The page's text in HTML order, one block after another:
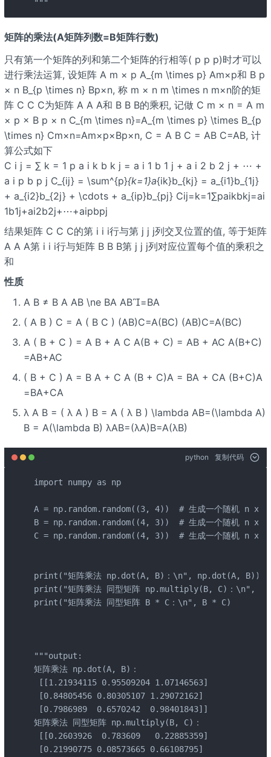
"""
矩阵的乘法(A矩阵列数=B矩阵行数)
只有第一个矩阵的列和第二个矩阵的行相等( p p p)时才可以
进行乘法运算, 设矩阵 A m × p A_{m \times p} Am×p和 B p
× n B_{p \times n} Bp×n, 称 m × n m \times n m×n阶的矩
阵 C C C为矩阵 A A A和 B B B的乘积, 记做 C m × n = A m
× p × B p × n C_{m \times n}=A_{m \times p} \times B_{p
\times n} Cm×n=Am×p×Bp×n, C = A B C = AB C=AB, 计
算公式如下
C i j = ∑ k = 1 p a i k b k j = a i 1 b 1 j + a i 2 b 2 j + ⋯ +
a i p b p j C_{ij} = \sum^{p}{k=1}a{ik}b_{kj} = a_{i1}b_{1j}
+ a_{i2}b_{2j} + \cdots + a_{ip}b_{pj} Cij=k=1∑paikbkj=ai
1b1j+ai2b2j+⋯+aipbpj
结果矩阵 C C C的第 i i i行与第 j j j列交叉位置的值, 等于矩阵
A A A第 i i i行与矩阵 B B B第 j j j列对应位置每个值的乘积之
和
性质
A B ≠ B A AB \ne BA AB=BA
( A B ) C = A ( B C ) (AB)C=A(BC) (AB)C=A(BC)
A ( B + C ) = A B + A C A(B + C) = AB + AC A(B+C)
=AB+AC
( B + C ) A = B A + C A (B + C)A = BA + CA (B+C)A
=BA+CA
λ A B = ( λ A ) B = A ( λ B ) \lambda AB=(\lambda A)
B = A(\lambda B) λAB=(λA)B=A(λB)
python 复制代码
import numpy as np
A = np.random.random((3, 4))  # 生成一个随机 n x n
B = np.random.random((4, 3))  # 生成一个随机 n x n
C = np.random.random((4, 3))  # 生成一个随机 n x n
print("矩阵乘法 np.dot(A, B)：\n", np.dot(A, B))
print("矩阵乘法 同型矩阵 np.multiply(B, C)：\n",
print("矩阵乘法 同型矩阵 B * C：\n", B * C)
"""output:
矩阵乘法 np.dot(A, B)：
[[1.21934115 0.95509204 1.07146563]
[0.84805456 0.80305107 1.29072162]
[0.7986989  0.6570242  0.98401843]]
矩阵乘法 同型矩阵 np.multiply(B, C)：
[[0.2603926  0.783609   0.22885359]
[0.21990775 0.08573665 0.66108795]